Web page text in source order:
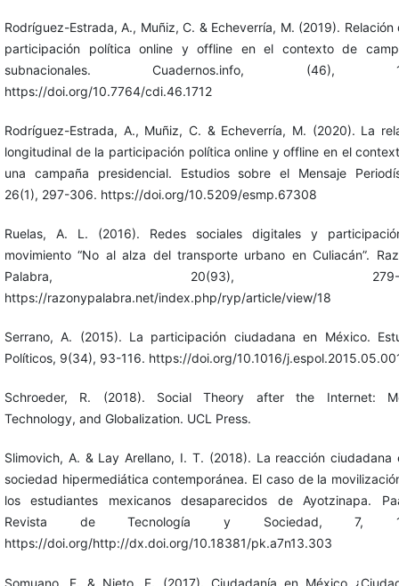
Rodríguez-Estrada, A., Muñiz, C. & Echeverría, M. (2019). Relación
participación política online y offline en el contexto de
subnacionales. Cuadernos.info, (46), 1-
https://doi.org/10.7764/cdi.46.1712
Rodríguez-Estrada, A., Muñiz, C. & Echeverría, M. (2020). La
longitudinal de la participación política online y offline en el
una campaña presidencial. Estudios sobre el Mensaje
26(1), 297-306. https://doi.org/10.5209/esmp.67308
Ruelas, A. L. (2016). Redes sociales digitales y
movimiento “No al alza del transporte urbano en Culiacán”.
Palabra, 20(93), 279-
https://razonypalabra.net/index.php/ryp/article/view/18
Serrano, A. (2015). La participación ciudadana en México.
Políticos, 9(34), 93-116. https://doi.org/10.1016/
Schroeder, R. (2018). Social Theory after the Internet:
Technology, and Globalization. UCL Press.
Slimovich, A. & Lay Arellano, I. T. (2018). La reacción ciudadana
sociedad hipermediática contemporánea. El caso de la
los estudiantes mexicanos desaparecidos de Ayotzinapa.
Revista de Tecnología y Sociedad, 7, 1-
https://doi.org/http://dx.doi.org/10.18381/pk.a7n13.303
Somuano, F. & Nieto, F. (2017). Ciudadanía en México